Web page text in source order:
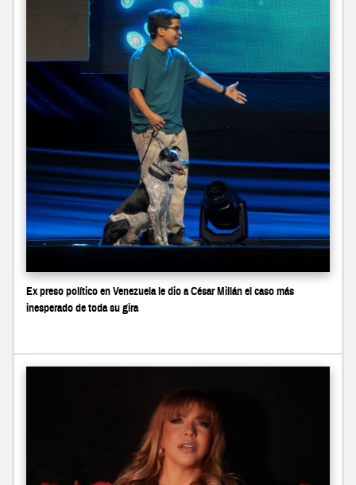
Ex preso político en Venezuela le dio a César Millán el caso más
inesperado de toda su gira